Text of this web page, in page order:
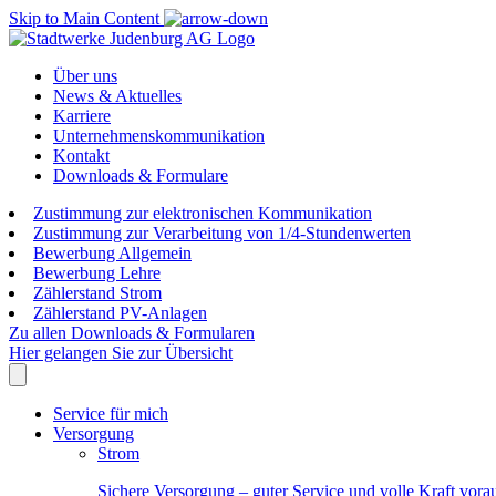
Skip to Main Content
Über uns
News & Aktuelles
Karriere
Unternehmenskommunikation
Kontakt
Downloads & Formulare
Zustimmung zur elektronischen Kommunikation
Zustimmung zur Verarbeitung von 1/4-Stundenwerten
Bewerbung Allgemein
Bewerbung Lehre
Zählerstand Strom
Zählerstand PV-Anlagen
Zu allen Downloads & Formularen
Hier gelangen Sie zur Übersicht
Service für mich
Versorgung
Strom
Sichere Versorgung – guter Service und volle Kraft